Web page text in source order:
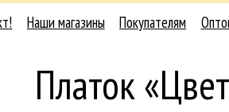
Наши магазины Покупателям
Платок